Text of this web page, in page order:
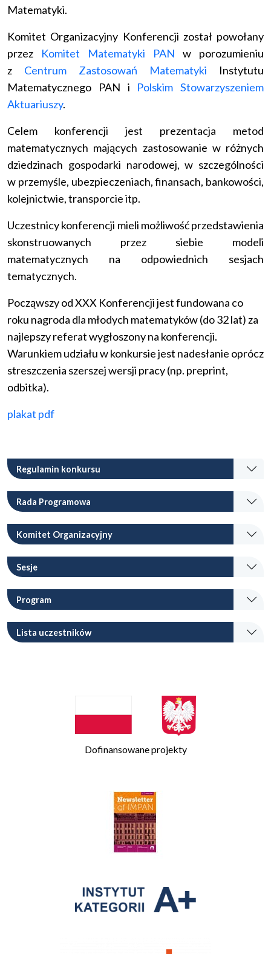
Matematyki.
Komitet Organizacyjny Konferencji został powołany
przez Komitet Matematyki PAN w porozumieniu
z Centrum Zastosowań Matematyki Instytutu
Matematycznego PAN i Polskim Stowarzyszeniem
Aktuariuszy.
Celem konferencji jest prezentacja metod
matematycznych mających zastosowanie w różnych
dziedzinach gospodarki narodowej, w szczególności
w przemyśle, ubezpieczeniach, finansach, bankowości,
kolejnictwie, transporcie itp.
Uczestnicy konferencji mieli możliwość przedstawienia
skonstruowanych przez siebie modeli
matematycznych na odpowiednich sesjach
tematycznych.
Począwszy od XXX Konferencji jest fundowana co
roku nagroda dla młodych matematyków (do 32 lat) za
najlepszy referat wygłoszony na konferencji.
Warunkiem udziału w konkursie jest nadesłanie oprócz
streszczenia szerszej wersji pracy (np. preprint,
odbitka).
plakat pdf
Regulamin konkursu
Rada Programowa
Komitet Organizacyjny
Sesje
Program
Lista uczestników
Dofinansowane projekty